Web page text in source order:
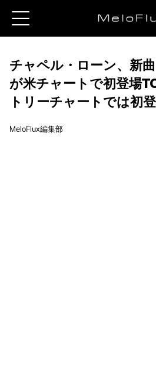
チャペル・ローン、新
が米チャートで初登場
トリーチャートでは初
MeloFlux編集部